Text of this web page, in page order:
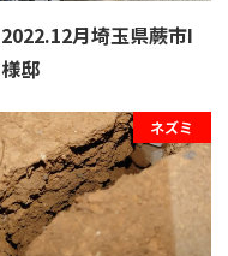
2022.12月埼玉県蕨市I
様邸
ネズミ